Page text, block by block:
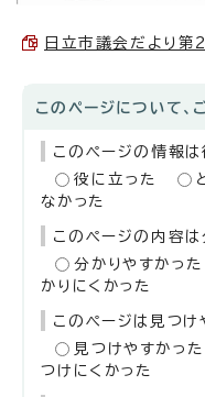
日立市議会だより
このページについて、
このページの情報は
役に立った
なかった
このページの内容は
分かりやすかった
かりにくかった
このページは見つけ
見つけやすかった
つけにくかった